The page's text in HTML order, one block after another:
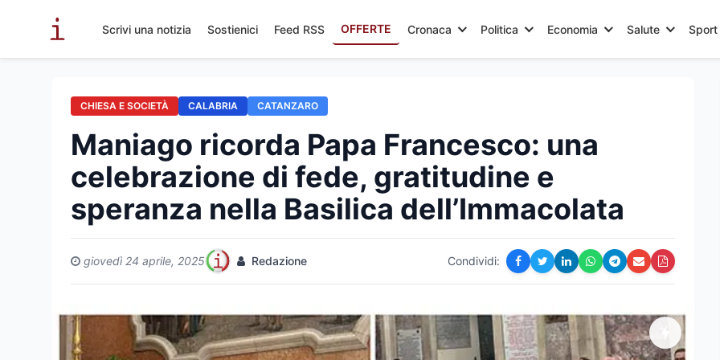
Scrivi una notizia Sostienici Feed RSS OFFERTE Cronaca Politica Economia Salute Sport
CHIESA E SOCIETÀ CALABRIA CATANZARO
Maniago ricorda Papa Francesco: una
celebrazione di fede, gratitudine e
speranza nella Basilica dell’Immacolata
giovedì 24 aprile, 2025 Redazione Condividi: